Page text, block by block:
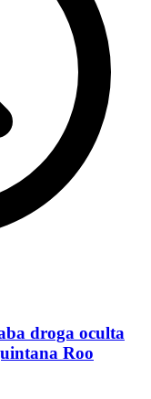
droga oculta
Roo